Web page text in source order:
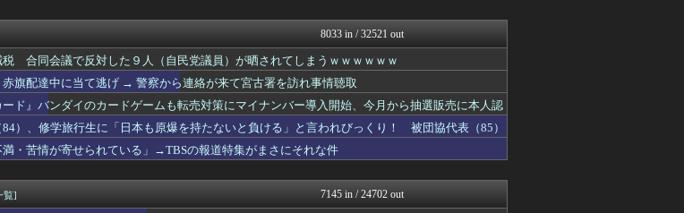
刻な洪水被害
日本第一！ニュース録
いから 〜 【卓球WTT横浜】 日本勢3人...
反日愚国 恨寓瘻
てしまった結果・・・・・
NEWSまとめもりー｜2c...
情が寄せられている」→TBSの報道特集が...
おーるじゃんる
るのか？」と某メディアの焚書称賛記事にツ...
U-1 NEWS.
ｗｗｗｗｗｗｗｗｗｗ
watch＠２ちゃんねる
円ｗｗｗｗｗ
投資ちゃんねる
ンオフドラマ、正式に中止との報道
オレ的ゲーム速報＠刃
調理できず「パン飽き飽き」―断水なお３万...
常識的に考えた
中に落下か 預かる動物病院「早く持ち主見...
国難にあってもの申す！！
つ死亡してもおかしくない」…イラン大統領...
軍事・ミリタリー速報☆彡
8033 in / 32521 out
税 合同会議で反対した９人（自民党議員）が晒されてしまうｗｗｗｗｗｗ
旗配達中に当て逃げ → 警察から連絡が来て宮古署を訪れ事情聴取
ード』バンダイのカードゲームも転売対策にマイナンバー導入開始、今月から抽選販売に本人認
ツグン」
）、修学旅行生に「日本も原爆を持たないと負ける」と言われびっくり！ 被団協代表（85）
日本を守れますか」と問われ危機感
・苦情が寄せられている」→TBSの報道特集がまさにそれな件
覧] 7145 in / 24702 out